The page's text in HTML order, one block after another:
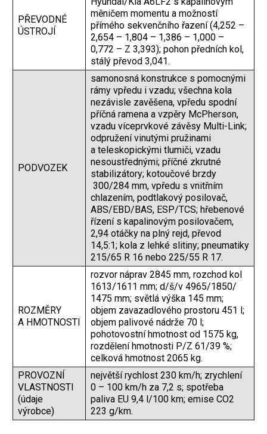
PŘEVODNÉ
ÚSTROJÍ
měničem momentu a možností
přímého sekvenčního řazení (4,252 –
2,654 – 1,804 – 1,386 – 1,000 –
0,772 – Z 3,393); pohon předních kol,
stálý převod 3,041.
PODVOZEK
samonosná konstrukce s pomocnými
rámy vpředu i vzadu; všechna kola
nezávisle zavěšena, vpředu spodní
příčná ramena a vzpěry McPherson,
vzadu víceprvkové závěsy Multi-Link;
odpružení vinutými pružinami
a teleskopickými tlumiči, vzadu
nesoustřednými; příčné zkrutné
stabilizátory; kotoučové brzdy
300/284 mm, vpředu s vnitřním
chlazením, podtlakový posilovač,
ABS/EBD/BAS, ESP/TCS; hřebenové
řízení s kapalinovým posilovačem,
2,94 otáčky na plný rejd, převod
14,5:1; kola z lehké slitiny; pneumatiky
215/65 R 16 nebo 225/55 R 17.
ROZMĚRY
A HMOTNOSTI
rozvor náprav 2845 mm, rozchod kol
1613/1611 mm; d/š/v 4965/1850/
1475 mm; světlá výška 145 mm;
objem zavazadlového prostoru 451 l;
objem palivové nádrže 70 l;
pohotovostní hmotnost od 1575 kg,
rozdělení hmotnosti P/Z 61/39 %;
celková hmotnost 2065 kg.
PROVOZNÍ
VLASTNOSTI
(údaje
výrobce)
největší rychlost 230 km/h; zrychlení
0 – 100 km/h za 7,2 s; spotřeba
paliva EU 9,4 l/100 km; emise CO2
223 g/km.